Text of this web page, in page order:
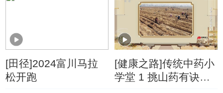
[田径]2024富川马拉
松开跑
[健康之路]传统中药小
学堂 1 挑山药有诀窍